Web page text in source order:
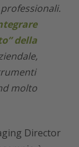
della
molto
Director